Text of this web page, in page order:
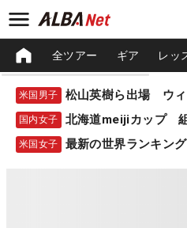
全ツアー ギア レッ
米国男子 松山英樹ら出場 ウィ
国内女子 北海道meijiカップ
米国女子 最新の世界ランキング